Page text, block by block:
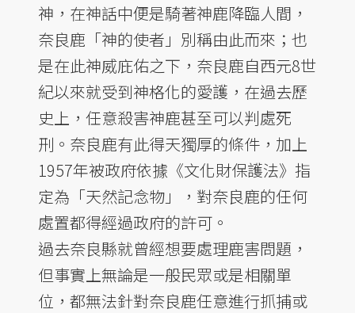
神，在神話中便是騎著神鹿降臨人間，
奈良鹿「神的使者」別稱由此而來；也
是在此神威庇佑之下，奈良鹿自西元8世
紀以來就受到神格化的愛護，在過去歷
史上，任意殺害神鹿甚至可以判處死
刑。奈良鹿有此得天獨厚的條件，加上
1957年被政府依據《文化財保護法》指
定為「天然記念物」，對奈良鹿的任何
處置都得經過政府的許可。
過去奈良縣就曾經想要處理鹿害問題，
但事實上無論是一般民眾或是相關單
位，都無法針對奈良鹿任意進行抓捕或